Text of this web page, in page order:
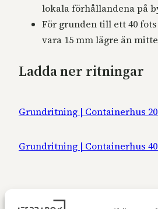
lokala förhållandena på
För grunden till ett 40
vara 15 mm lägre än
Ladda ner ritningar
Grundritning | Containerhus
Grundritning | Containerhus